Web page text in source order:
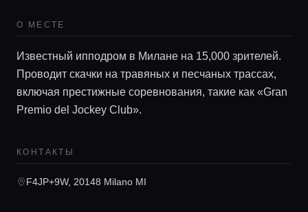
Локации
Гиды
Консьерж сервис
Lifestyle журнал
О МЕСТЕ
Известный ипподром в Милане на 15,000 зрителей.
Проводит скачки на травяных и песчаных трассах,
включая престижные соревнования, такие как «Gran
Premio del Jockey Club».
КОНТАКТЫ
F4JP+9W, 20148 Milano MI